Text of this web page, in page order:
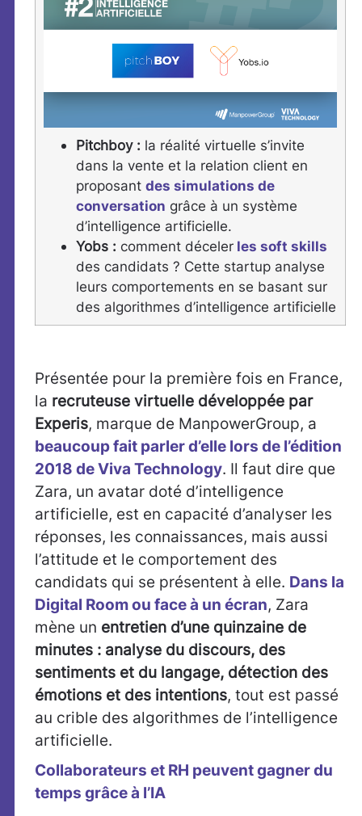
Pitchboy : la réalité virtuelle s’invite
dans la vente et la relation client en
proposant des simulations de
conversation grâce à un système
d’intelligence artificielle.
Yobs : comment déceler les soft skills
des candidats ? Cette startup analyse
leurs comportements en se basant sur
des algorithmes d’intelligence artificielle
Présentée pour la première fois en France,
la recruteuse virtuelle développée par
Experis, marque de ManpowerGroup, a
beaucoup fait parler d’elle lors de l’édition
2018 de Viva Technology. Il faut dire que
Zara, un avatar doté d’intelligence
artificielle, est en capacité d’analyser les
réponses, les connaissances, mais aussi
l’attitude et le comportement des
candidats qui se présentent à elle. Dans la
Digital Room ou face à un écran, Zara
mène un entretien d’une quinzaine de
minutes : analyse du discours, des
sentiments et du langage, détection des
émotions et des intentions, tout est passé
au crible des algorithmes de l’intelligence
artificielle.
Collaborateurs et RH peuvent gagner du
temps grâce à l’IA